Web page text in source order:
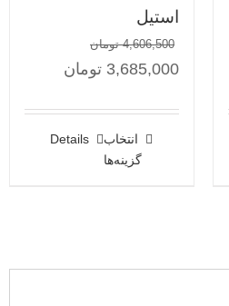
استیل
4,606,500 تومان
3,685,000 تومان
انتخاب
گزینه‌ها
Details